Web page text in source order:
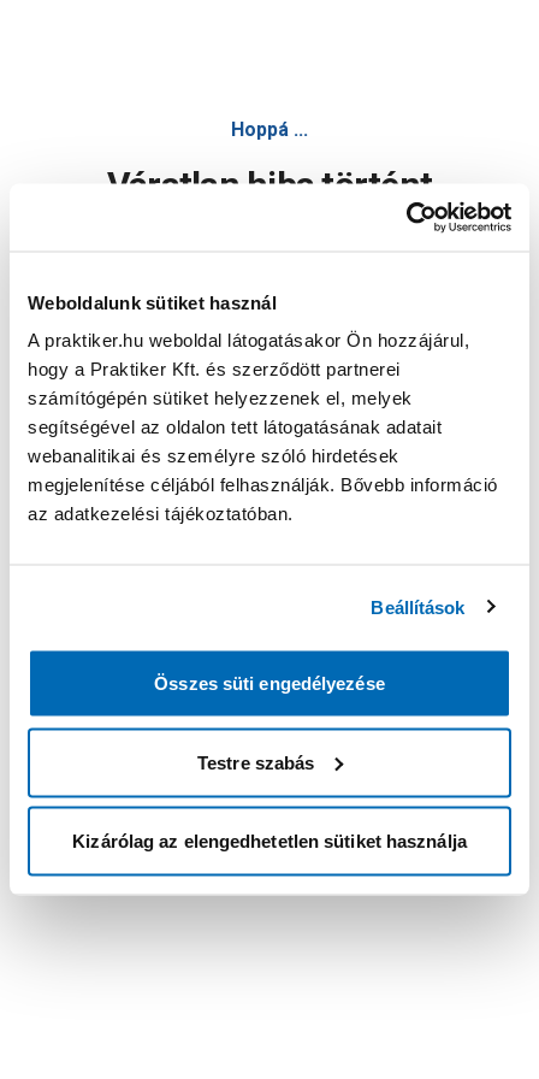
Weboldalunk sütiket használ
A praktiker.hu weboldal látogatásakor Ön hozzájárul,
hogy a Praktiker Kft. és szerződött partnerei
számítógépén sütiket helyezzenek el, melyek
segítségével az oldalon tett látogatásának adatait
webanalitikai és személyre szóló hirdetések
megjelenítése céljából felhasználják. Bővebb információ
az adatkezelési tájékoztatóban.
Beállítások
Összes süti engedélyezése
Testre szabás
Kizárólag az elengedhetetlen sütiket használja
Hoppá ...
Váratlan hiba történt
Oldal újratöltése